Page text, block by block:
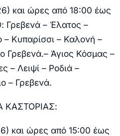
και ώρες από 18:00 έως
Γρεβενά – Έλατος –
Κυπαρίσσι – Καλονή –
Γρεβενά.– Άγιος Κόσμας –
– Λειψί – Ροδιά –
– Γρεβενά.
ΚΑΣΤΟΡΙΑΣ:
και ώρες από 15:00 έως